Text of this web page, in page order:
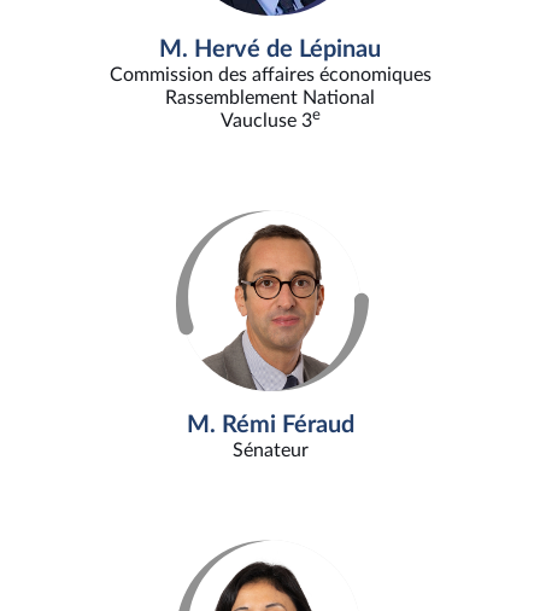
M. Hervé de Lépinau
Commission des affaires économiques
Rassemblement National
Vaucluse 3e
M. Rémi Féraud
Sénateur